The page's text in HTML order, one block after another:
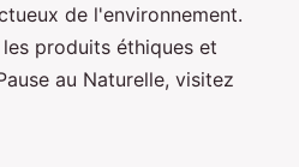
de l'environnement.
les produits éthiques et
au Naturelle, visitez